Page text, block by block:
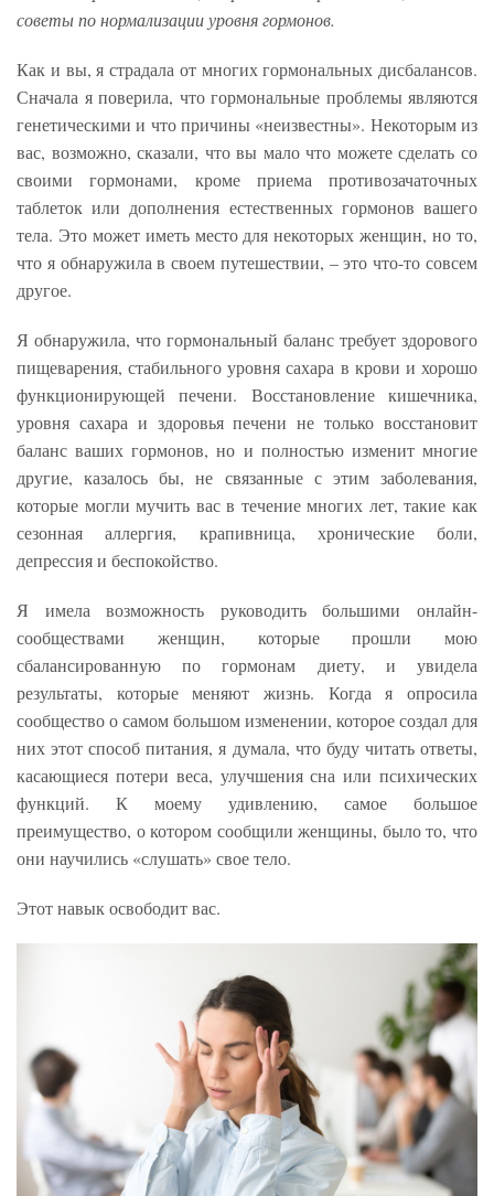
советы по нормализации уровня гормонов.
Как и вы, я страдала от многих гормональных дисбалансов.
Сначала я поверила, что гормональные проблемы являются
генетическими и что причины «неизвестны». Некоторым из
вас, возможно, сказали, что вы мало что можете сделать со
своими гормонами, кроме приема противозачаточных
таблеток или дополнения естественных гормонов вашего
тела. Это может иметь место для некоторых женщин, но то,
что я обнаружила в своем путешествии, – это что-то совсем
другое.
Я обнаружила, что гормональный баланс требует здорового
пищеварения, стабильного уровня сахара в крови и хорошо
функционирующей печени. Восстановление кишечника,
уровня сахара и здоровья печени не только восстановит
баланс ваших гормонов, но и полностью изменит многие
другие, казалось бы, не связанные с этим заболевания,
которые могли мучить вас в течение многих лет, такие как
сезонная аллергия, крапивница, хронические боли,
депрессия и беспокойство.
Я имела возможность руководить большими онлайн-
сообществами женщин, которые прошли мою
сбалансированную по гормонам диету, и увидела
результаты, которые меняют жизнь. Когда я опросила
сообщество о самом большом изменении, которое создал для
них этот способ питания, я думала, что буду читать ответы,
касающиеся потери веса, улучшения сна или психических
функций. К моему удивлению, самое большое
преимущество, о котором сообщили женщины, было то, что
они научились «слушать» свое тело.
Этот навык освободит вас.